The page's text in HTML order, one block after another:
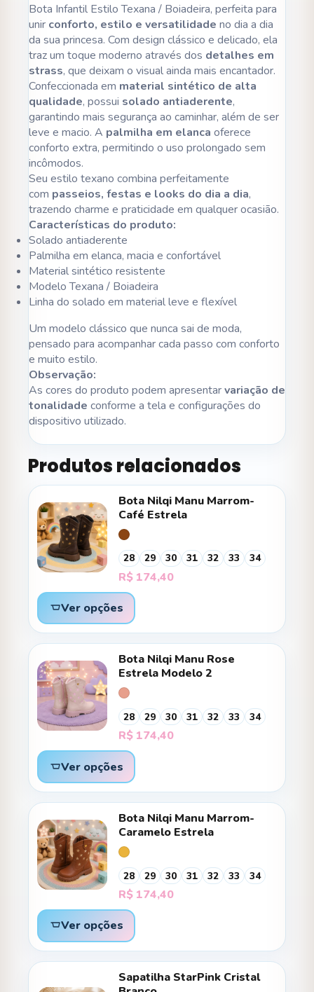
Bota Infantil Estilo Texana / Boiadeira, perfeita para
unir conforto, estilo e versatilidade no dia a dia
da sua princesa. Com design clássico e delicado, ela
traz um toque moderno através dos detalhes em
strass, que deixam o visual ainda mais encantador.
Confeccionada em material sintético de alta
qualidade, possui solado antiaderente,
garantindo mais segurança ao caminhar, além de ser
leve e macio. A palmilha em elanca oferece
conforto extra, permitindo o uso prolongado sem
incômodos.
Seu estilo texano combina perfeitamente
com passeios, festas e looks do dia a dia,
trazendo charme e praticidade em qualquer ocasião.
Características do produto:
Solado antiaderente
Palmilha em elanca, macia e confortável
Material sintético resistente
Modelo Texana / Boiadeira
Linha do solado em material leve e flexível
Um modelo clássico que nunca sai de moda,
pensado para acompanhar cada passo com conforto
e muito estilo.
Observação:
As cores do produto podem apresentarvariação de
tonalidade conforme a tela e configurações do
dispositivo utilizado.
Produtos relacionados
Bota Nilqi Manu Marrom-
Café Estrela
28 29 30 31 32 33 34
R$ 174,40
Ver opções
Bota Nilqi Manu Rose
Estrela Modelo 2
28 29 30 31 32 33 34
R$ 174,40
Ver opções
Bota Nilqi Manu Marrom-
Caramelo Estrela
28 29 30 31 32 33 34
R$ 174,40
Ver opções
Sapatilha StarPink Cristal